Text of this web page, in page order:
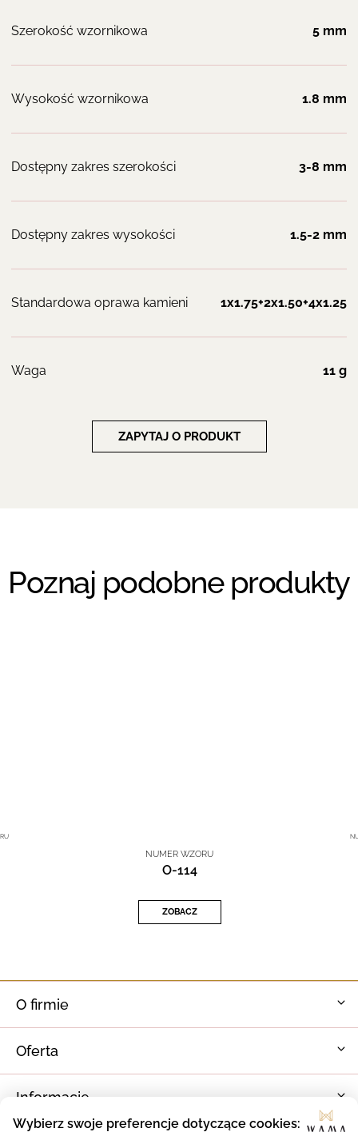
Szerokość wzornikowa 5 mm
Wysokość wzornikowa 1.8 mm
Dostępny zakres szerokości 3-8 mm
Dostępny zakres wysokości 1.5-2 mm
Standardowa oprawa kamieni 1x1.75+2x1.50+4x1.25
Waga 11 g
ZAPYTAJ O PRODUKT
Poznaj podobne produkty
NUMER WZORU
O-114
ZOBACZ
O firmie
Oferta
Informacje
Wybierz swoje preferencje dotyczące cookies: